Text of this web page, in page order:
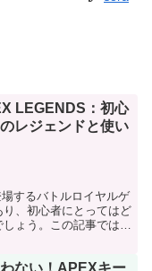
LEGENDS：初心
レジェンドと使い
するバトルロイヤルゲ
、初心者にとってはど
ょう。この記事では、
ない！APEXキー